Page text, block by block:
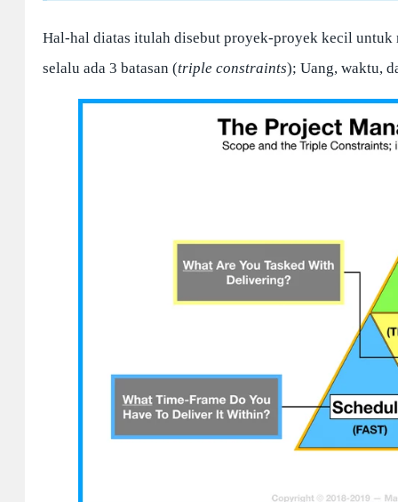
Hal-hal diatas itulah disebut proyek-proyek kecil untuk
selalu ada 3 batasan (triple constraints); Uang, waktu,